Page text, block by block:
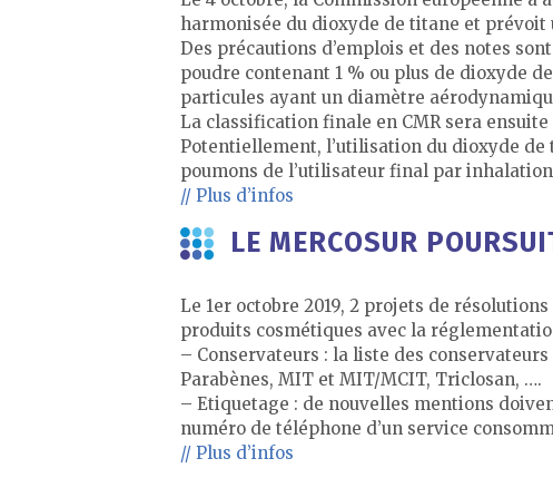
harmonisée du dioxyde de titane et
Des précautions d’emplois et des notes
poudre contenant 1 % ou plus de dioxyde
particules ayant un diamètre
La classification finale en CMR sera
Potentiellement, l’utilisation du dioxyde
poumons de l’utilisateur final par
// Plus d’infos
LE MERCOSUR
Le 1er octobre 2019, 2 projets de
produits cosmétiques avec la
– Conservateurs : la liste des
Parabènes, MIT et MIT/MCIT, Triclosan, ….
– Etiquetage : de nouvelles mentions
numéro de téléphone d’un service
// Plus d’infos